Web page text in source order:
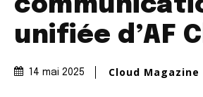
unifiée d’AF
14 mai 2025 Cloud Magazine